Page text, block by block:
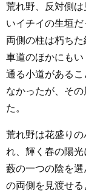
荒れ野、反対側
いイチイの生垣だ
両側の柱は朽ち
車道のほかにも
通る小道がある
なかったが、そ
た。
荒れ野は花盛り
れ、輝く春の陽
藪の一つの陰を
の両側を見渡せ